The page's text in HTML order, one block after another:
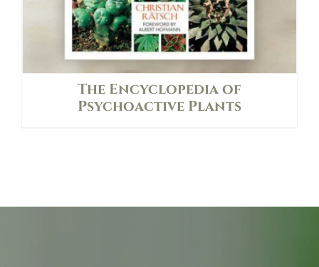
The Encyclopedia of
Psychoactive Plants